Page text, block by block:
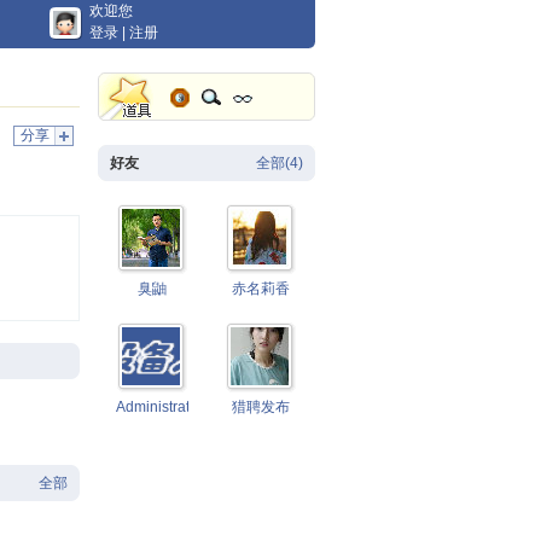
欢迎您
登录
注册
分享
全部
全部(4)
好友
臭鼬 赤名莉香
Administrator 猎聘发布